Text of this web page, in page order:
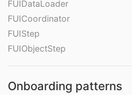
FUIDataLoader
FUICoordinator
FUIStep
FUIObjectStep
Onboarding patterns